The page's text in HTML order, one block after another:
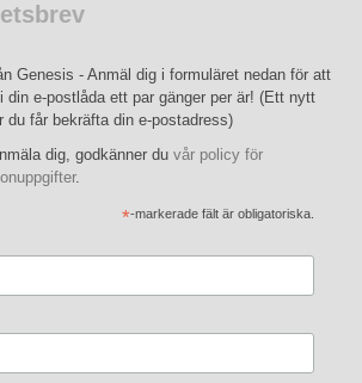
Genesis - Anmäl dig i formuläret nedan för att
din e-postlåda ett par gänger per är! (Ett nytt
du får bekräfta din e-postadress)
dig, godkänner du vår policy för
.
*-markerade fält är obligatoriska.